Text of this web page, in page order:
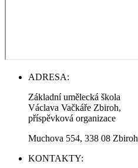
ADRESA:
Základní umělecká škola
Václava Vačkáře Zbiroh,
příspěvková organizace
Muchova 554, 338 08 Zbiroh
KONTAKTY: